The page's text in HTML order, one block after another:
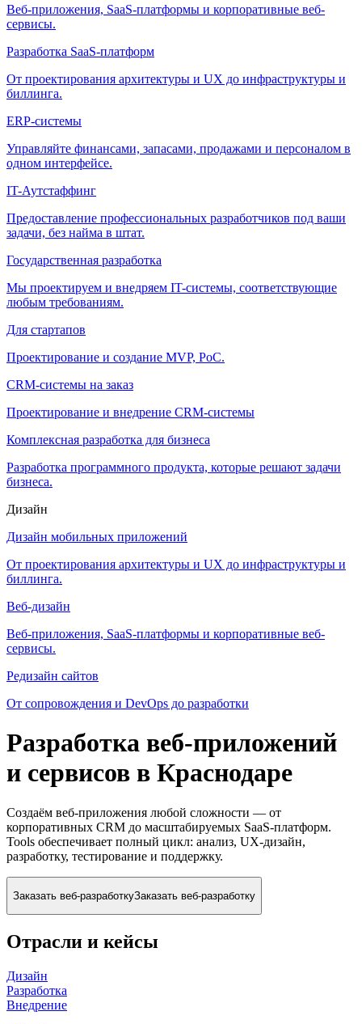
Веб-приложения, SaaS-платформы и корпоративные веб-
сервисы.
Разработка SaaS-платформ
От проектирования архитектуры и UX до инфраструктуры и
биллинга.
ERP-системы
Управляйте финансами, запасами, продажами и персоналом в
одном интерфейсе.
IT-Аутстаффинг
Предоставление профессиональных разработчиков под ваши
задачи, без найма в штат.
Государственная разработка
Мы проектируем и внедряем IT-системы, соответствующие
любым требованиям.
Для стартапов
Проектирование и создание MVP, PoC.
CRM-системы на заказ
Проектирование и внедрение CRM-системы
Комплексная разработка для бизнеса
Разработка программного продукта, которые решают задачи
бизнеса.
Дизайн
Дизайн мобильных приложений
От проектирования архитектуры и UX до инфраструктуры и
биллинга.
Веб-дизайн
Веб-приложения, SaaS-платформы и корпоративные веб-
сервисы.
Редизайн сайтов
От сопровождения и DevOps до разработки
Разработка веб-приложений
и сервисов в Краснодаре
Cоздаём веб-приложения любой сложности — от
корпоративных CRM до масштабируемых SaaS-платформ.
Tools обеспечивает полный цикл: анализ, UX-дизайн,
разработку, тестирование и поддержку.
Заказать веб-разработкуЗаказать веб-разработку
Отрасли и кейсы
Дизайн
Разработка
Внедрение